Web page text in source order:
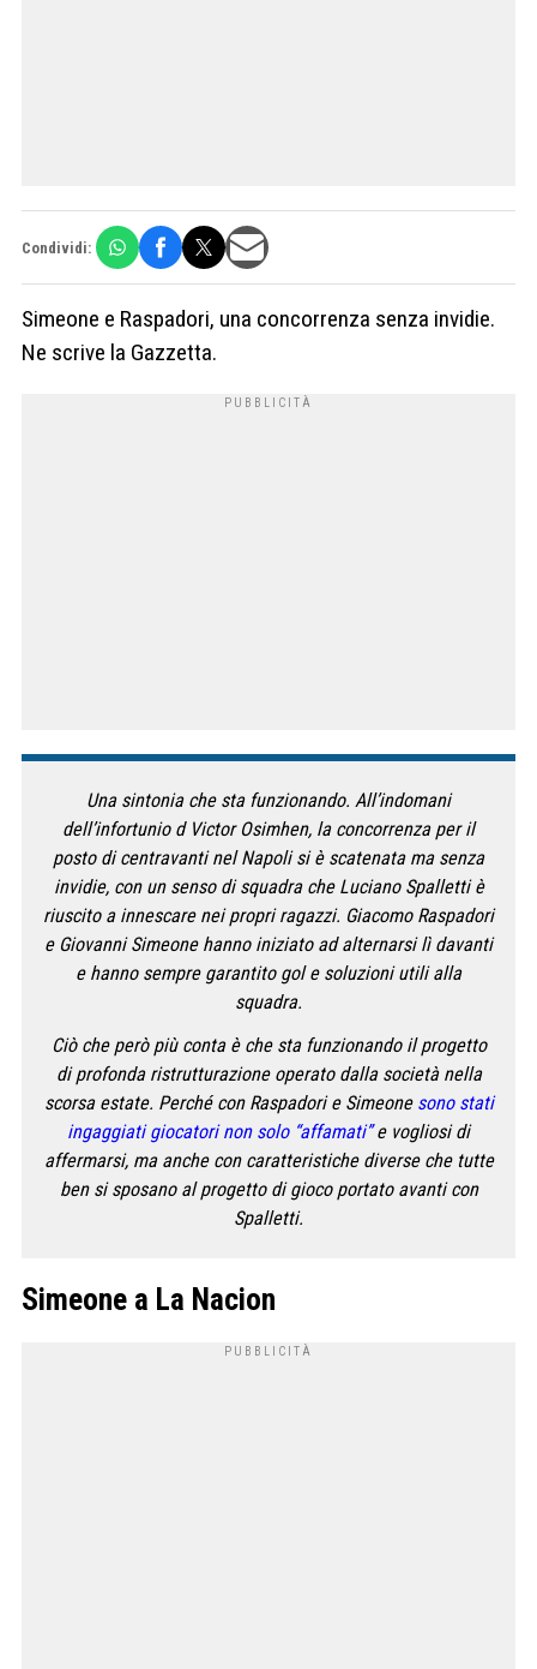
Condividi:
Simeone e Raspadori, una concorrenza senza invidie.
Ne scrive la Gazzetta.
Una sintonia che sta funzionando. All’indomani
dell’infortunio d Victor Osimhen, la concorrenza per il
posto di centravanti nel Napoli si è scatenata ma senza
invidie, con un senso di squadra che Luciano Spalletti è
riuscito a innescare nei propri ragazzi. Giacomo Raspadori
e Giovanni Simeone hanno iniziato ad alternarsi lì davanti
e hanno sempre garantito gol e soluzioni utili alla
squadra.
Ciò che però più conta è che sta funzionando il progetto
di profonda ristrutturazione operato dalla società nella
scorsa estate. Perché con Raspadori e Simeone sono stati
ingaggiati giocatori non solo “affamati”e vogliosi di
affermarsi, ma anche con caratteristiche diverse che tutte
ben si sposano al progetto di gioco portato avanti con
Spalletti.
Simeone a La Nacion